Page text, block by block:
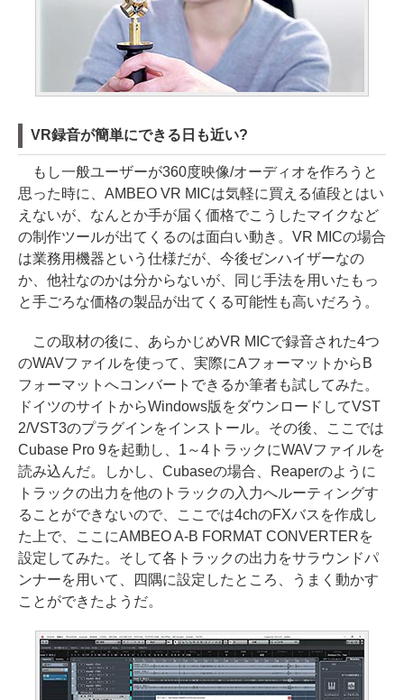
VR録音が簡単にできる日も近い?
もし一般ユーザーが360度映像/オーディオを作ろうと
思った時に、AMBEO VR MICは気軽に買える値段とはい
えないが、なんとか手が届く価格でこうしたマイクなど
の制作ツールが出てくるのは面白い動き。VR MICの場合
は業務用機器という仕様だが、今後ゼンハイザーなの
か、他社なのかは分からないが、同じ手法を用いたもっ
と手ごろな価格の製品が出てくる可能性も高いだろう。
この取材の後に、あらかじめVR MICで録音された4つ
のWAVファイルを使って、実際にAフォーマットからB
フォーマットへコンバートできるか筆者も試してみた。
ドイツのサイトからWindows版をダウンロードしてVST
2/VST3のプラグインをインストール。その後、ここでは
Cubase Pro 9を起動し、1～4トラックにWAVファイルを
読み込んだ。しかし、Cubaseの場合、Reaperのように
トラックの出力を他のトラックの入力へルーティングす
ることができないので、ここでは4chのFXバスを作成し
た上で、ここにAMBEO A-B FORMAT CONVERTERを
設定してみた。そして各トラックの出力をサラウンドパ
ンナーを用いて、四隅に設定したところ、うまく動かす
ことができたようだ。